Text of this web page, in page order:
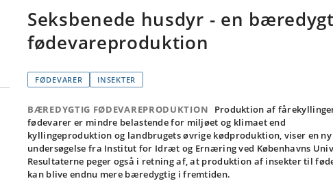
Seksbenede husdyr - en
fødevareproduktion
FØDEVARER INSEKTER
BÆREDYGTIG FØDEVAREPRODUKTION
Produktion af
fødevarer er mindre belastende for miljøet og klimaet end
kyllingeproduktion og landbrugets øvrige kødproduktion, viser en ny
undersøgelse fra Institut for Idræt og Ernæring ved Københavns
Resultaterne peger også i retning af, at produktion af insekter til
kan blive endnu mere bæredygtig i fremtiden.